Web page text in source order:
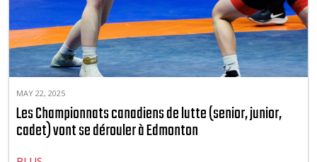
MAY 22, 2025
Les Championnats canadiens de lutte (senior, junior,
cadet) vont se dérouler à Edmonton